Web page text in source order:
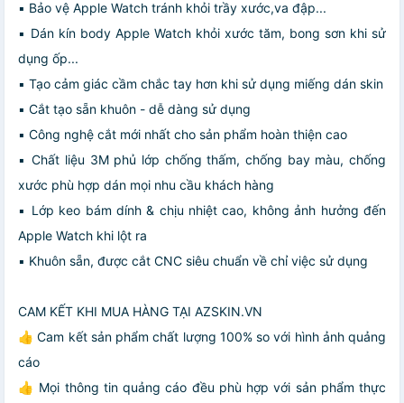
▪️ Bảo vệ Apple Watch tránh khỏi trầy xước,va đập...
▪️ Dán kín body Apple Watch khỏi xước tăm, bong sơn khi sử
dụng ốp...
▪️ Tạo cảm giác cầm chắc tay hơn khi sử dụng miếng dán skin
▪️ Cắt tạo sẵn khuôn - dễ dàng sử dụng
▪️ Công nghệ cắt mới nhất cho sản phẩm hoàn thiện cao
▪️ Chất liệu 3M phủ lớp chống thấm, chống bay màu, chống
xước phù hợp dán mọi nhu cầu khách hàng
▪️ Lớp keo bám dính & chịu nhiệt cao, không ảnh hưởng đến
Apple Watch khi lột ra
▪️ Khuôn sẵn, được cắt CNC siêu chuẩn về chỉ việc sử dụng
CAM KẾT KHI MUA HÀNG TẠI AZSKIN.VN
👍 Cam kết sản phẩm chất lượng 100% so với hình ảnh quảng
cáo
👍 Mọi thông tin quảng cáo đều phù hợp với sản phẩm thực